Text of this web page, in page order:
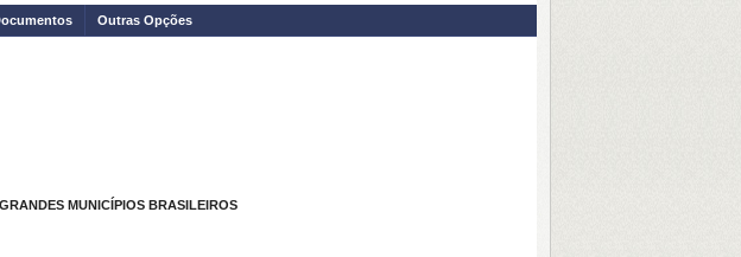
Outras Opções
MUNICÍPIOS BRASILEIROS